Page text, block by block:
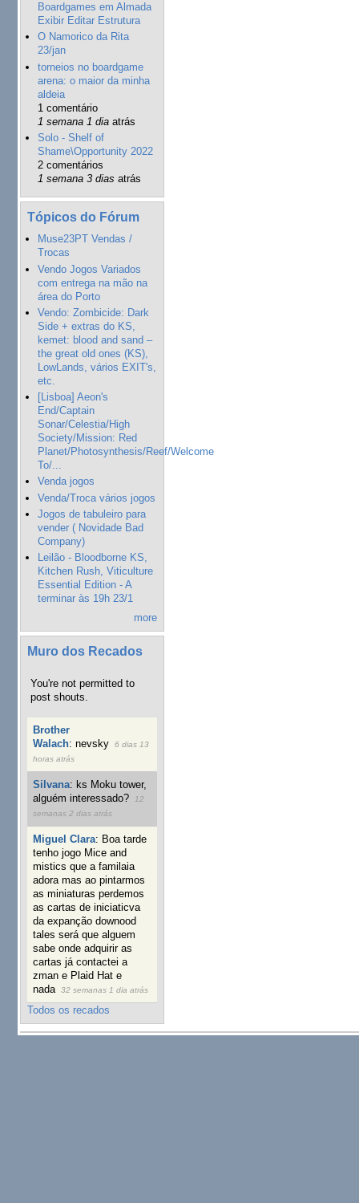
Boardgames em Almada
Exibir Editar Estrutura
O Namorico da Rita
23/jan
torneios no boardgame
arena: o maior da minha
aldeia
1 comentário
1 semana 1 diaatrás
Solo - Shelf of
Shame\Opportunity 2022
2 comentários
1 semana 3 dias atrás
Tópicos do Fórum
Muse23PT Vendas /
Trocas
Vendo Jogos Variados
com entrega na mão na
área do Porto
Vendo: Zombicide: Dark
Side + extras do KS,
kemet: blood and sand –
the great old ones (KS),
LowLands, vários EXIT's,
etc.
[Lisboa] Aeon's
End/Captain
Sonar/Celestia/High
Society/Mission: Red
Planet/Photosynthesis/Reef/Welcome
To/...
Venda jogos
Venda/Troca vários jogos
Jogos de tabuleiro para
vender ( Novidade Bad
Company)
Leilão - Bloodborne KS,
Kitchen Rush, Viticulture
Essential Edition - A
terminar às 19h 23/1
more
Muro dos Recados
You're not permitted to
post shouts.
Brother
Walach:nevsky
6 dias 13
horas atrás
Silvana: ks Moku tower,
alguém interessado?
12
semanas 2 dias atrás
Miguel Clara: Boa tarde
tenho jogo Mice and
mistics que a familaia
adora mas ao pintarmos
as miniaturas perdemos
as cartas de iniciaticva
da expanção downood
tales será que alguem
sabe onde adquirir as
cartas já contactei a
zman e Plaid Hat e
nada
32 semanas 1 dia atrás
Todos os recados